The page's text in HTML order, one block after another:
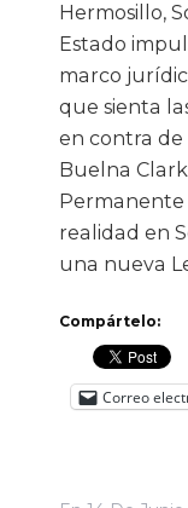
Hermosillo,
Estado
marco
que sienta
en contra de
Buelna
Permanente
realidad en
una nueva
Compártelo:
Correo